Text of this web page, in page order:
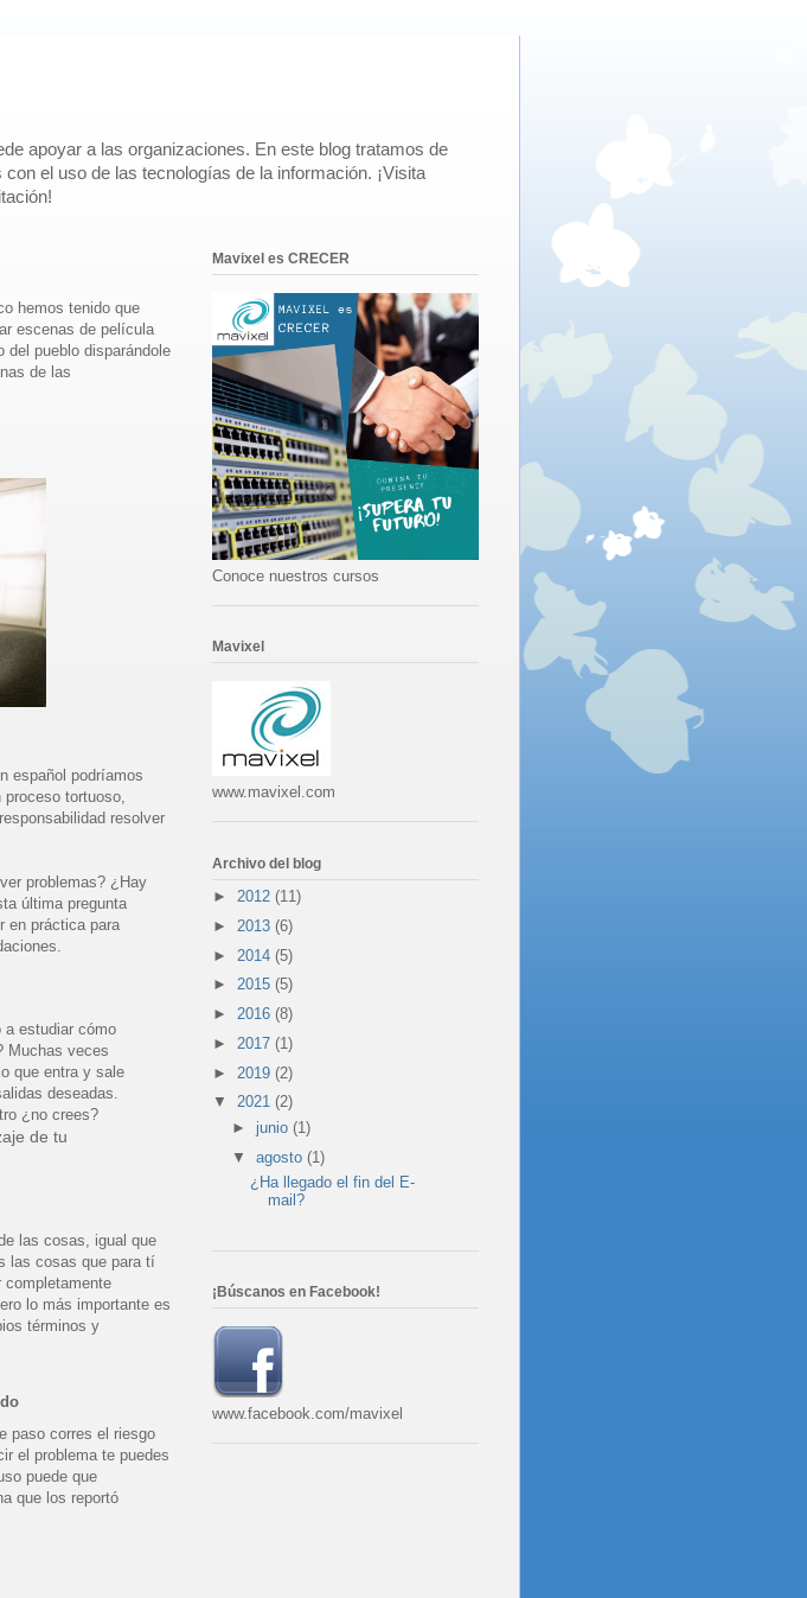
apoyar a las organizaciones. En este blog tratamos de
el uso de las tecnologías de la información. ¡Visita
hemos tenido que
escenas de película
del pueblo disparándole
de las
español podríamos
tortuoso,
resolver
problemas? ¿Hay
última pregunta
en práctica para
estudiar cómo
Muchas veces
que entra y sale
deseadas.
¿no crees?
de tu
las cosas, igual que
las cosas que para tí
completamente
lo más importante es
términos y
paso corres el riesgo
el problema te puedes
puede que
que los reportó
Mavixel es CRECER
Conoce nuestros cursos
Mavixel
www.mavixel.com
Archivo del blog
► 2012 (11)
► 2013 (6)
► 2014 (5)
► 2015 (5)
► 2016 (8)
► 2017 (1)
► 2019 (2)
▼ 2021 (2)
► junio (1)
▼ agosto (1)
¿Ha llegado el fin del E-
mail?
¡Búscanos en Facebook!
www.facebook.com/mavixel